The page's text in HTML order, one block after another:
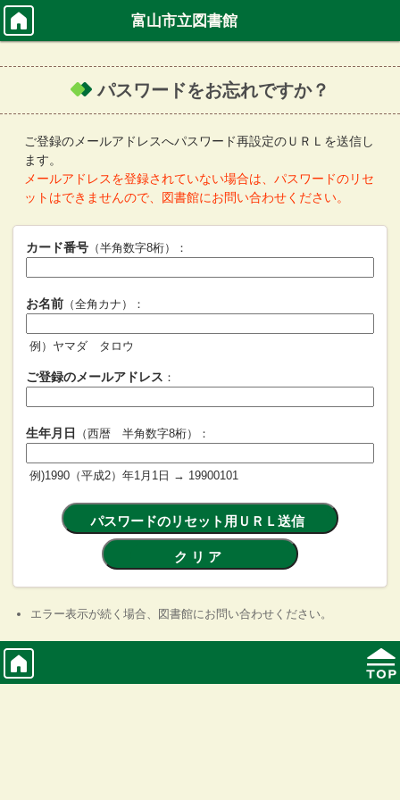
富山市立図書館
パスワードをお忘れですか？
ご登録のメールアドレスへパスワード再設定のＵＲＬを送信し
ます。
メールアドレスを登録されていない場合は、パスワードのリセ
ットはできませんので、図書館にお問い合わせください。
カード番号 （半角数字8桁）：
お名前 （全角カナ）：
例）ヤマダ タロウ
ご登録のメールアドレス ：
生年月日 （西暦 半角数字8桁）：
例)1990（平成2）年1月1日 → 19900101
パスワードのリセット用ＵＲＬ送信
ク リ ア
エラー表示が続く場合、図書館にお問い合わせください。